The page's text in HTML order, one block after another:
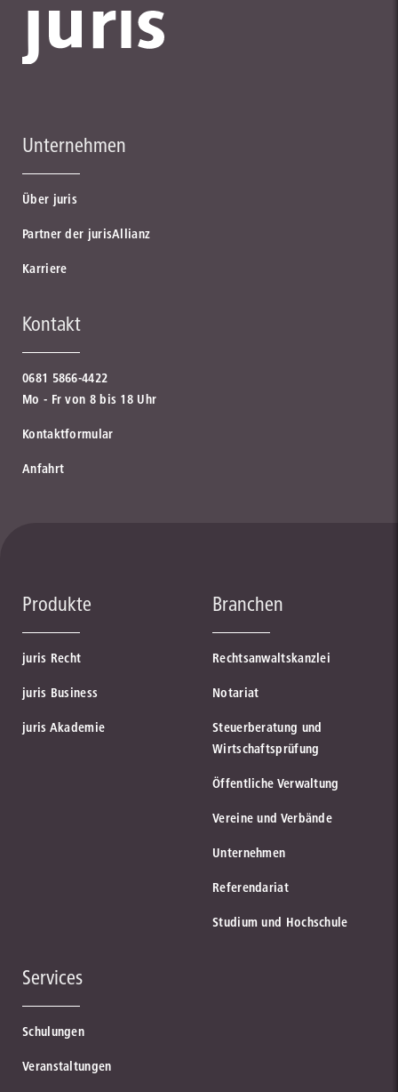
Unternehmen
Über juris
Partner der jurisAllianz
Karriere
Kontakt
0681 5866-4422
Mo - Fr von 8 bis 18 Uhr
Kontaktformular
Anfahrt
Produkte
juris Recht
juris Business
juris Akademie
Branchen
Rechtsanwaltskanzlei
Notariat
Steuerberatung und
Wirtschaftsprüfung
Öffentliche Verwaltung
Vereine und Verbände
Unternehmen
Referendariat
Studium und Hochschule
Services
Schulungen
Veranstaltungen